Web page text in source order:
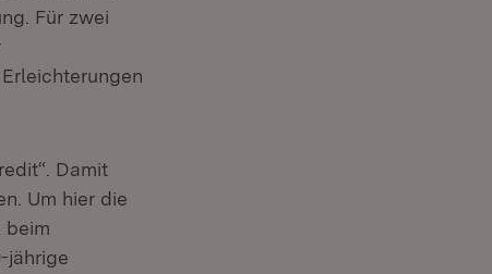
Fenster)
Für zwei
Damit
Um hier die
beim
jährige